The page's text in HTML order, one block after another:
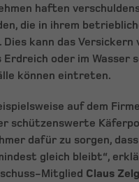
haften
die in ihrem
kann das Versickern
oder im Wasser
können eintreten.
auf dem
schützenswerte
dafür zu sorgen,
gleich bleibt“,
Mitglied Claus